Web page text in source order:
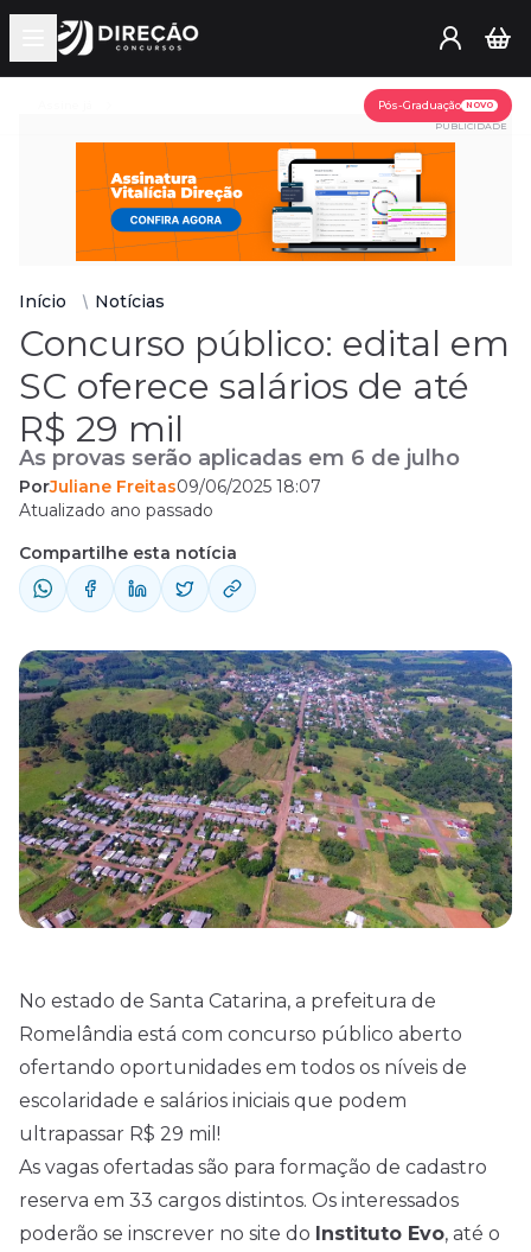
Open main menu
Pós-Graduação NOVO
PUBLICIDADE
Início Notícias
Concurso público: edital em
SC oferece salários de até
R$ 29 mil
As provas serão aplicadas em 6 de julho
PorJuliane Freitas09/06/2025 18:07
Atualizado ano passado
Compartilhe esta notícia
No estado de Santa Catarina, a prefeitura de
Romelândia está com concurso público aberto
ofertando oportunidades em todos os níveis de
escolaridade e salários iniciais que podem
ultrapassar R$ 29 mil!
As vagas ofertadas são para formação de cadastro
reserva em 33 cargos distintos. Os interessados
poderão se inscrever no site do Instituto Evo, até o